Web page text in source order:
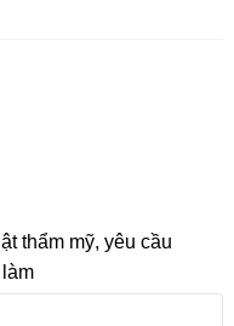
thẩm mỹ, yêu cầu